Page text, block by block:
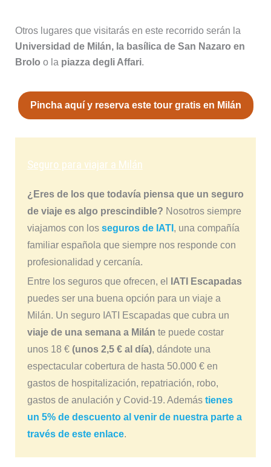
Otros lugares que visitarás en este recorrido serán la
Universidad de Milán, la basílica de San Nazaro en
Brolo o la piazza degli Affari.
Pincha aquí y reserva este tour gratis en Milán
Seguro para viajar a Milán
¿Eres de los que todavía piensa que un seguro
de viaje es algo prescindible? Nosotros siempre
viajamos con los seguros de IATI , una compañía
familiar española que siempre nos responde con
profesionalidad y cercanía.
Entre los seguros que ofrecen, el
IATI Escapadas
puedes ser una buena opción para un viaje a
Milán. Un seguro IATI Escapadas que cubra un
viaje de una semana a Milán te puede costar
unos 18 € (unos 2,5 € al día), dándote una
espectacular cobertura de hasta 50.000 € en
gastos de hospitalización, repatriación, robo,
gastos de anulación y Covid-19. Además tienes
un 5% de descuento al venir de nuestra parte a
través de este enlace.